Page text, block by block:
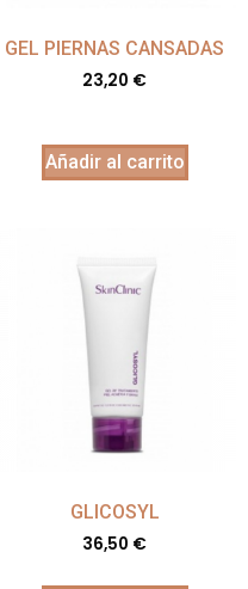
GEL PIERNAS CANSADAS
23,20 €
Añadir al carrito
GLICOSYL
36,50 €